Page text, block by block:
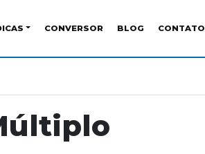
CONVERSOR BLOG CONTATO